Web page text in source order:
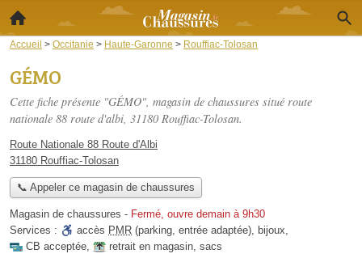
Accueil > Occitanie > Haute-Garonne > Rouffiac-Tolosan
GÉMO
Cette fiche présente "GÉMO", magasin de chaussures situé route
nationale 88 route d'albi, 31180 Rouffiac-Tolosan.
Route Nationale 88 Route d'Albi
31180 Rouffiac-Tolosan
📞 Appeler ce magasin de chaussures
Magasin de chaussures - Fermé, ouvre demain à 9h30
Services :
accès PMR (parking, entrée adaptée), bijoux,
CB acceptée, retrait en magasin, sacs